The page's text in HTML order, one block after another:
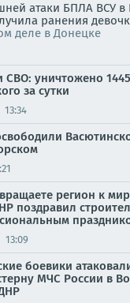
атаки БПЛА ВСУ в
ранения
деле в Донецке
СВО: уничтожено
за сутки
13:34
регион к
поздравил
13:09
боевики
МЧС России в